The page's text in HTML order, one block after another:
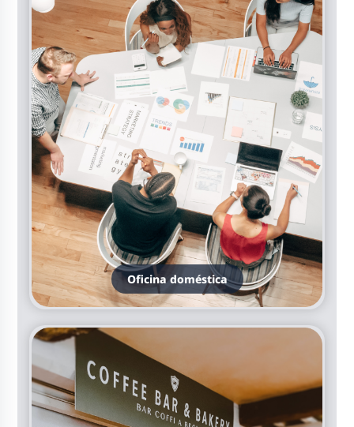
Oficina doméstica